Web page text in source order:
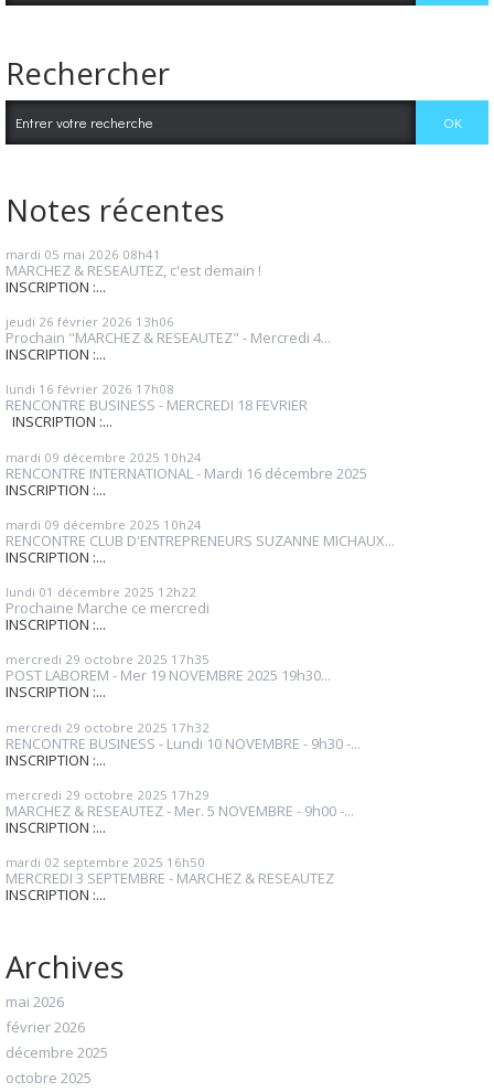
Rechercher
Notes récentes
mardi 05 mai 2026 08h41
MARCHEZ & RESEAUTEZ, c'est demain !
INSCRIPTION :...
jeudi 26 février 2026 13h06
Prochain "MARCHEZ & RESEAUTEZ" - Mercredi 4...
INSCRIPTION :...
lundi 16 février 2026 17h08
RENCONTRE BUSINESS - MERCREDI 18 FEVRIER
INSCRIPTION :...
mardi 09 décembre 2025 10h24
RENCONTRE INTERNATIONAL - Mardi 16 décembre 2025
INSCRIPTION :...
mardi 09 décembre 2025 10h24
RENCONTRE CLUB D'ENTREPRENEURS SUZANNE MICHAUX...
INSCRIPTION :...
lundi 01 décembre 2025 12h22
Prochaine Marche ce mercredi
INSCRIPTION :...
mercredi 29 octobre 2025 17h35
POST LABOREM - Mer 19 NOVEMBRE 2025 19h30...
INSCRIPTION :...
mercredi 29 octobre 2025 17h32
RENCONTRE BUSINESS - Lundi 10 NOVEMBRE - 9h30 -...
INSCRIPTION :...
mercredi 29 octobre 2025 17h29
MARCHEZ & RESEAUTEZ - Mer. 5 NOVEMBRE - 9h00 -...
INSCRIPTION :...
mardi 02 septembre 2025 16h50
MERCREDI 3 SEPTEMBRE - MARCHEZ & RESEAUTEZ
INSCRIPTION :...
Archives
mai 2026
février 2026
décembre 2025
octobre 2025